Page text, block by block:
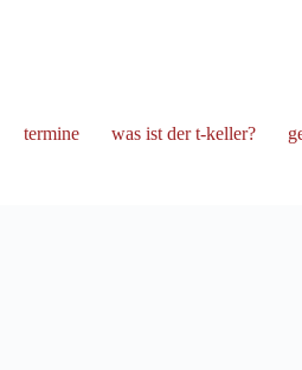
termine was ist der t-keller?